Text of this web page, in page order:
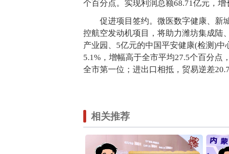
个百分点。实现利润总额68.71亿元，增
促进项目签约。微医数字健康、新
控航空发动机项目，将助力潍坊集成陆
产业园、5亿元的中国平安健康(检测)
5.1%，增幅高于全市平均27.5个百分点
全市第一位；进出口相抵，贸易逆差
相关推荐